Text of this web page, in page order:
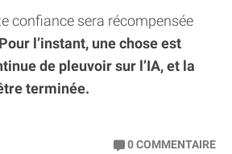
confiance sera récompensée
Pour l’instant, une chose est
de pleuvoir sur l’IA, et la
terminée.
0COMMENTAIRE